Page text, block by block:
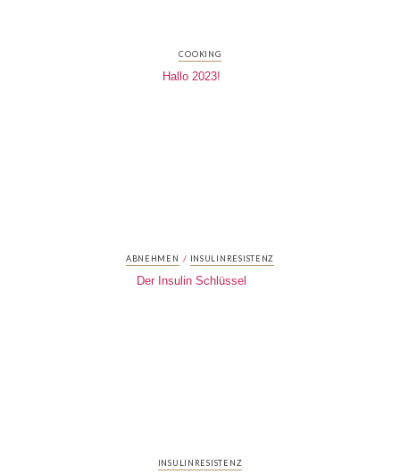
COOKING
Hallo 2023!
ABNEHMEN / INSULINRESISTENZ
Der Insulin Schlüssel
INSULINRESISTENZ